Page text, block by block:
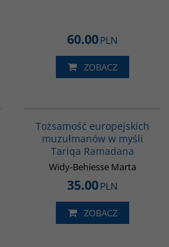
60.00PLN
ZOBACZ
Tożsamość europejskich
muzułmanów w myśli
Tariqa Ramadana
Widy-Behiesse Marta
35.00PLN
ZOBACZ